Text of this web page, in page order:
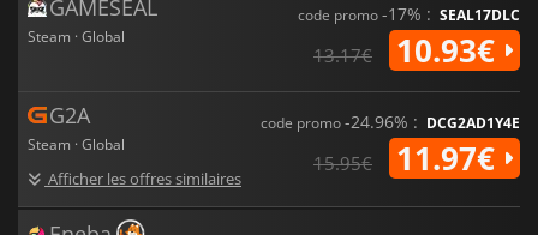
GAMESEAL
Steam · Global
code promo-17% : SEAL17DLC
13.17€ 10.93€
G2A
Steam · Global
Afficher les offres similaires
code promo-24.96% : DCG2AD1Y4E
15.95€ 11.97€